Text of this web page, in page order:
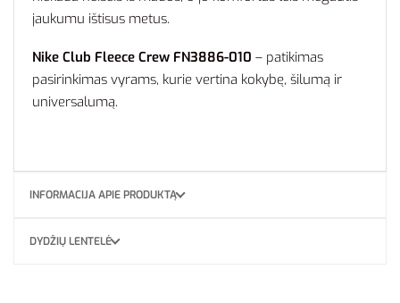
jaukumu ištisus metus.
Nike Club Fleece Crew FN3886-010 – patikimas
pasirinkimas vyrams, kurie vertina kokybę, šilumą ir
universalumą.
INFORMACIJA APIE PRODUKTĄ
DYDŽIŲ LENTELĖ